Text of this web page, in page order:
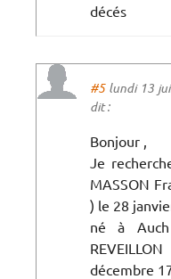
décés
#5lundi 13
dit :
Bonjour ,
Je
MASSON
) le 28
né à
décembre